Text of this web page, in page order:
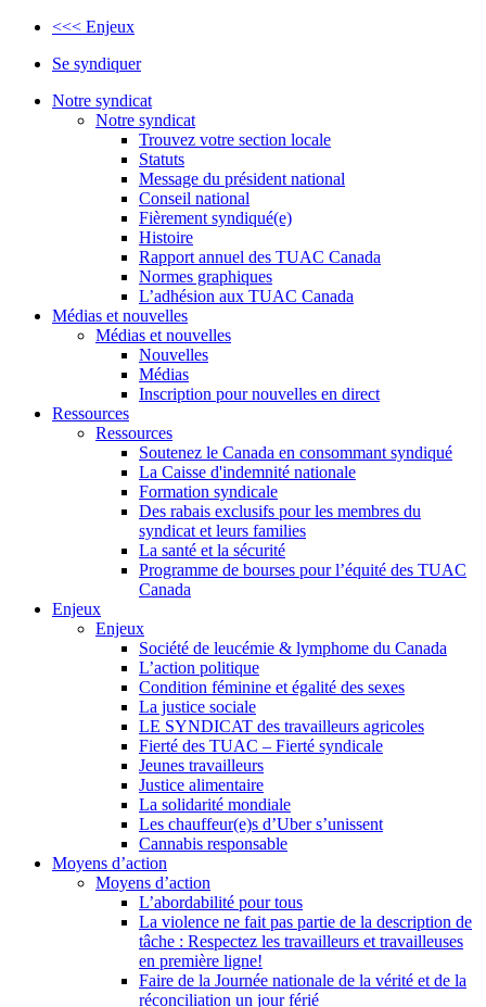
<<< Enjeux
Se syndiquer
Notre syndicat
Notre syndicat
Trouvez votre section locale
Statuts
Message du président national
Conseil national
Fièrement syndiqué(e)
Histoire
Rapport annuel des TUAC Canada
Normes graphiques
L’adhésion aux TUAC Canada
Médias et nouvelles
Médias et nouvelles
Nouvelles
Médias
Inscription pour nouvelles en direct
Ressources
Ressources
Soutenez le Canada en consommant syndiqué
La Caisse d'indemnité nationale
Formation syndicale
Des rabais exclusifs pour les membres du
syndicat et leurs families
La santé et la sécurité
Programme de bourses pour l’équité des TUAC
Canada
Enjeux
Enjeux
Société de leucémie & lymphome du Canada
L’action politique
Condition féminine et égalité des sexes
La justice sociale
LE SYNDICAT des travailleurs agricoles
Fierté des TUAC – Fierté syndicale
Jeunes travailleurs
Justice alimentaire
La solidarité mondiale
Les chauffeur(e)s d’Uber s’unissent
Cannabis responsable
Moyens d’action
Moyens d’action
L’abordabilité pour tous
La violence ne fait pas partie de la description de
tâche : Respectez les travailleurs et travailleuses
en première ligne!
Faire de la Journée nationale de la vérité et de la
réconciliation un jour férié